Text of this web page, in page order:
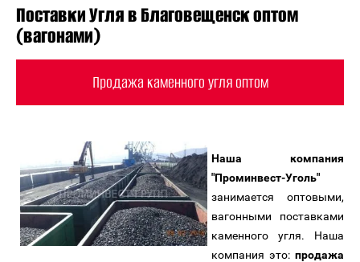
Поставки Угля в Благовещенск оптом
(вагонами)
Продажа каменного угля оптом
Наша компания
"Проминвест-Уголь"
занимается оптовыми,
вагонными поставками
каменного угля. Наша
компания это: продажа